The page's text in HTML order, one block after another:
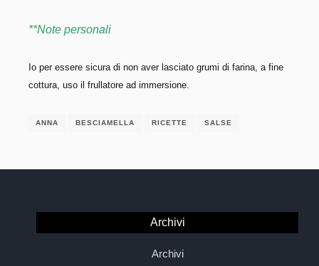
**Note personali
Io per essere sicura di non aver lasciato grumi di farina, a fine
cottura, uso il frullatore ad immersione.
ANNA BESCIAMELLA RICETTE SALSE
Archivi
Archivi